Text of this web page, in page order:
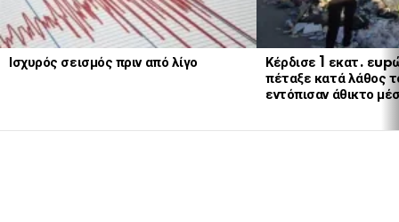
Ισχυρός σεισμός πριν από λίγο
Κέρδισε 1 εκατ.
πέταξε κατά λάθος
εντόπισαν άθικτο